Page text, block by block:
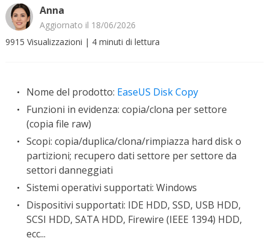
Anna
Aggiornato il 18/06/2026
9915 Visualizzazioni | 4minuti di lettura
Nome del prodotto: EaseUS Disk Copy
Funzioni in evidenza: copia/clona per settore
(copia file raw)
Scopi: copia/duplica/clona/rimpiazza hard disk o
partizioni; recupero dati settore per settore da
settori danneggiati
Sistemi operativi supportati: Windows
Dispositivi supportati: IDE HDD, SSD, USB HDD,
SCSI HDD, SATA HDD, Firewire (IEEE 1394) HDD,
ecc...